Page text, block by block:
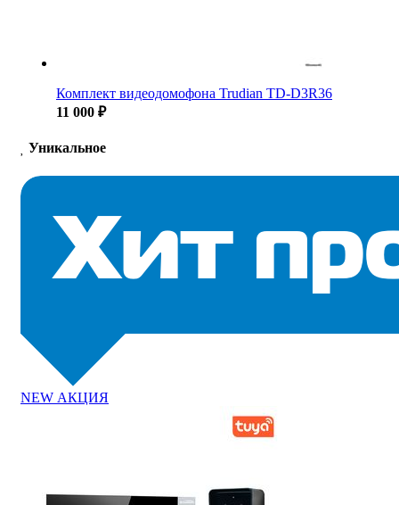
Комплект видеодомофона Trudian TD-D3R36
11 000 ₽
Уникальное
NEW АКЦИЯ